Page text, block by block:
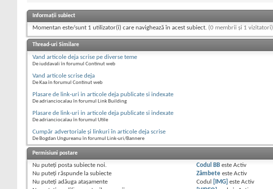
Informații subiect
Momentan este/sunt 1 utilizator(i) care navighează în acest subiect. (0 membrii și 1 vizitatori)
Thread-uri Similare
Vand articole deja scrise pe diverse teme
De iuddavali în forumul Continut web
Vand articole scrise deja
De Kaa în forumul Continut web
Plasare de link-uri in articole deja publicate si indexate
De adrianciocalau în forumul Link Building
Plasare de link-uri in articole deja publicate si indexate
De adrianciocalau în forumul Utile
Cumpăr advertoriale și linkuri în articole deja scrise
De Bogdan Ungureanu în forumul Link-uri/Bannere
Permisiuni postare
Nu puteţi posta subiecte noi.
Nu puteţi răspunde la subiecte
Nu puteţi adăuga ataşamente
Codul BB esteActiv
Zâmbete esteActiv
Codul
[IMG] esteActiv